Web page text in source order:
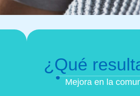
¿Qué
Mejora en la